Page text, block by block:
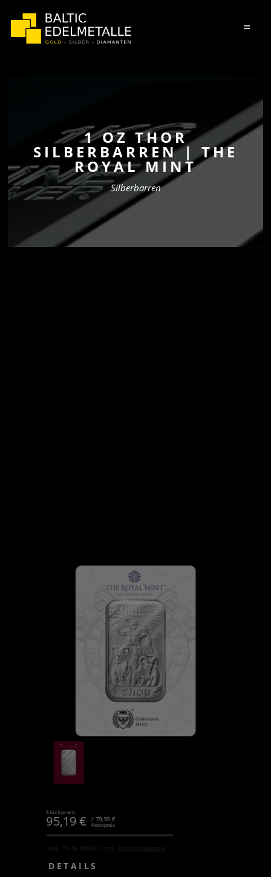
=
1 OZ THOR
SILBERBARREN | THE
ROYAL MINT
Silberbarren
Stückpreis:
95,19€ / 79,99 €
Nettopreis
inkl. 19 % MwSt. zzgl.Versandkosten
DETAILS